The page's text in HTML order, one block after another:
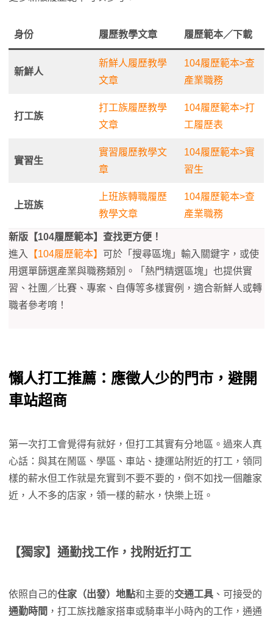
身份 履歷教學文章 履歷範本／下載
新鮮人
新鮮人履歷教學
文章
104履歷範本>查
產業職務
打工族
打工族履歷教學
文章
104履歷範本>打
工履歷表
實習生
實習履歷教學文
章
104履歷範本>實
習生
上班族
上班族轉職履歷
教學文章
104履歷範本>查
產業職務
新版【104履歷範本】查找更方便！
進入
【104履歷範本】 可於「搜尋區塊」輸入關鍵字，或使
用選單篩選產業與職務類別。「熱門精選區塊」也提供實
習、社團／比賽、專案、自傳等多樣實例，適合新鮮人或轉
職者參考唷！
懶人打工推薦：應徵人少的門市，避開
車站超商
第一次打工會覺得有就好，但打工其實有分地區。過來人真
心話：與其在鬧區、學區、車站、捷運站附近的打工，領同
樣的薪水但工作就是充實到不要不要的，倒不如找一個離家
近，人不多的店家，領一樣的薪水，快樂上班。
【獨家】通勤找工作，找附近打工
依照自己的住家（出發）地點和主要的交通工具 、可接受的
通勤時間 ，打工族找離家搭車或騎車半小時內的工作，通通